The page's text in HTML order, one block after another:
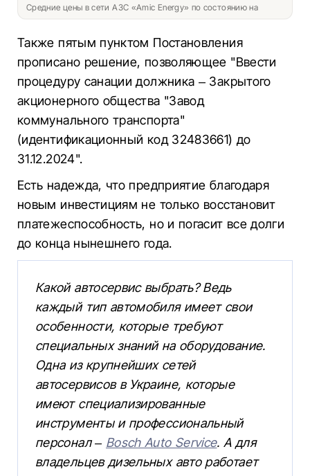
Средние цены в сети АЗС «Amic Energy» по состоянию на
Также пятым пунктом Постановления
прописано решение, позволяющее "Ввести
процедуру санации должника – Закрытого
акционерного общества "Завод
коммунального транспорта"
(идентификационный код 32483661) до
31.12.2024".
Есть надежда, что предприятие благодаря
новым инвестициям не только восстановит
платежеспособность, но и погасит все долги
до конца нынешнего года.
Какой автосервис выбрать? Ведь
каждый тип автомобиля имеет свои
особенности, которые требуют
специальных знаний на оборудование.
Одна из крупнейших сетей
автосервисов в Украине, которые
имеют специализированные
инструменты и профессиональный
персонал – Bosch Auto Service. А для
владельцев дизельных авто работает